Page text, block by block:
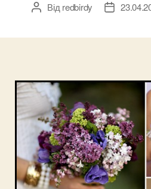
Автор
Від redbirdy
Дата